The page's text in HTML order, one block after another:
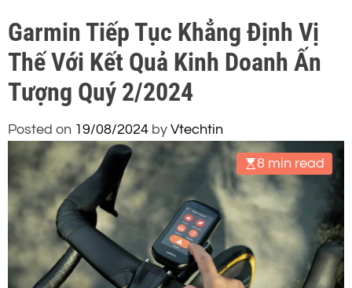
Garmin Tiếp Tục Khẳng Định Vị
Thế Với Kết Quả Kinh Doanh Ấn
Tượng Quý 2/2024
Posted on 19/08/2024 by Vtechtin
8 min read